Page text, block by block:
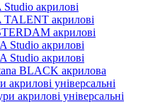
акрилові
TALENT акрилові
акрилові
Studio акрилові
Studio акрилові
BLACK акрилова
акрилові універсальні
акрилові універсальні